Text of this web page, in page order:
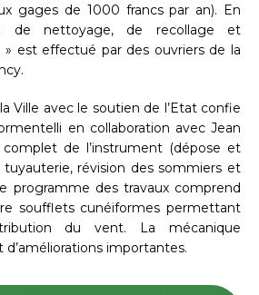
gages de 1000 francs par an). En
de nettoyage, de recollage et
» est effectué par des ouvriers de la
Ville avec le soutien de l’Etat confie
en collaboration avec Jean
de l’instrument (dépose et
tuyauterie, révision des sommiers et
programme des travaux comprend
soufflets cunéiformes permettant
du vent. La mécanique
importantes.